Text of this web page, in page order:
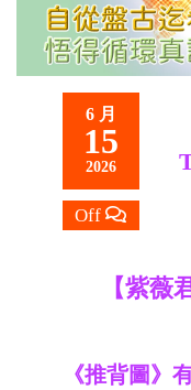
6 月
15
2026
Off
【紫薇
《推背圖》